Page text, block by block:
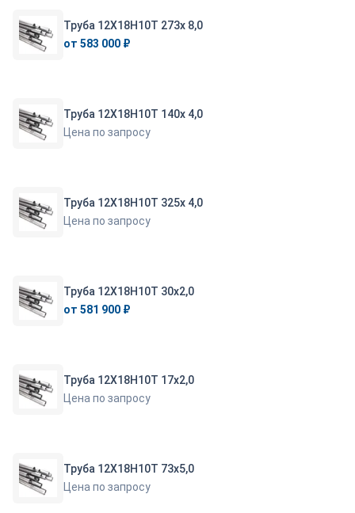
Труба 12Х18Н10Т 273х 8,0
от 583 000 ₽
Труба 12Х18Н10Т 140х 4,0
Цена по запросу
Труба 12Х18Н10Т 325х 4,0
Цена по запросу
Труба 12Х18Н10Т 30х2,0
от 581 900 ₽
Труба 12Х18Н10Т 17х2,0
Цена по запросу
Труба 12Х18Н10Т 73х5,0
Цена по запросу